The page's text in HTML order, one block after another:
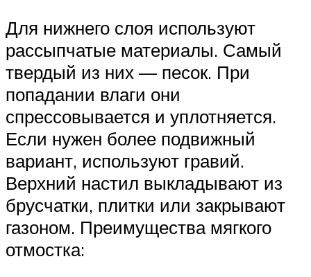
Для нижнего слоя используют
рассыпчатые материалы. Самый
твердый из них — песок. При
попадании влаги они
спрессовывается и уплотняется.
Если нужен более подвижный
вариант, используют гравий.
Верхний настил выкладывают из
брусчатки, плитки или закрывают
газоном. Преимущества мягкого
отмостка: